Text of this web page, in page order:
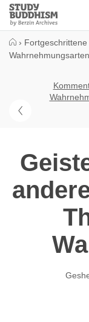
Close
Study
Buddhism
› Fortgeschrittene
Wahrnehmungsarten